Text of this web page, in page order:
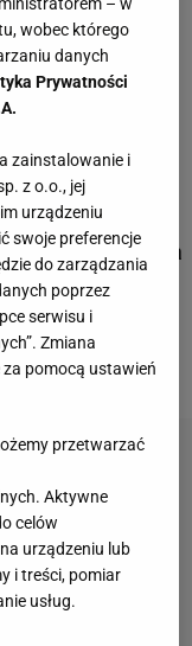
Rozpoznasz je na
– w
wobec którego
danych
Prywatności
zainstalowanie i
z o.o., jej
urządzeniu
swoje preferencje
do zarządzania
poprzez
serwisu i
Zmiana
pomocą ustawień
przetwarzać
Aktywne
celów
urządzeniu lub
i treści, pomiar
usług.